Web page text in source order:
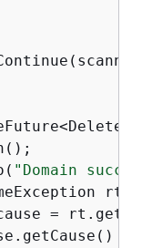
"Domain
rt)
=
!=